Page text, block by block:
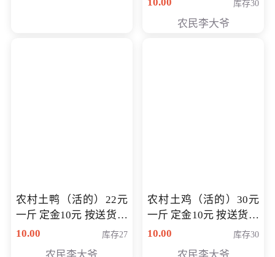
库存30
农民李大爷
农村土鸭（活的）22元
一斤 定金10元 按送货交
付时秤重计算货款 定金
10.00 库存27
农村土鸡（活的）30元
一斤 定金10元 按送货交
付时秤重计算货款 定金
10.00 库存30